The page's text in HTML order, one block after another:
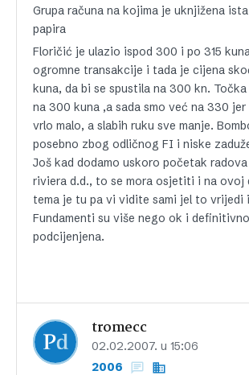
Grupa računa na kojima je uknjižena
papira
Floričić je ulazio ispod 300 i po 315
ogromne transakcije i tada je cijena
kuna, da bi se spustila na 300 kn.
na 300 kuna ,a sada smo već na 330 jer
vrlo malo, a slabih ruku sve manje.
posebno zbog odličnog FI i niske
Još kad dodamo uskoro početak
riviera d.d., to se mora osjetiti i na ovoj
tema je tu pa vi vidite sami jel to vrijedi
Fundamenti su više nego ok i
podcijenjena.
tromecc
02.02.2007. u 15:06
2006